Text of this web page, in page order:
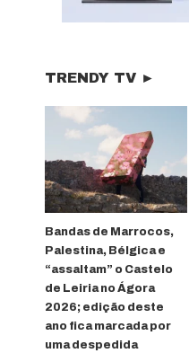
TRENDY TV ►
Bandas de Marrocos,
Palestina, Bélgica e
“assaltam” o Castelo
de Leiria no Ágora
2026; edição deste
ano fica marcada por
uma despedida